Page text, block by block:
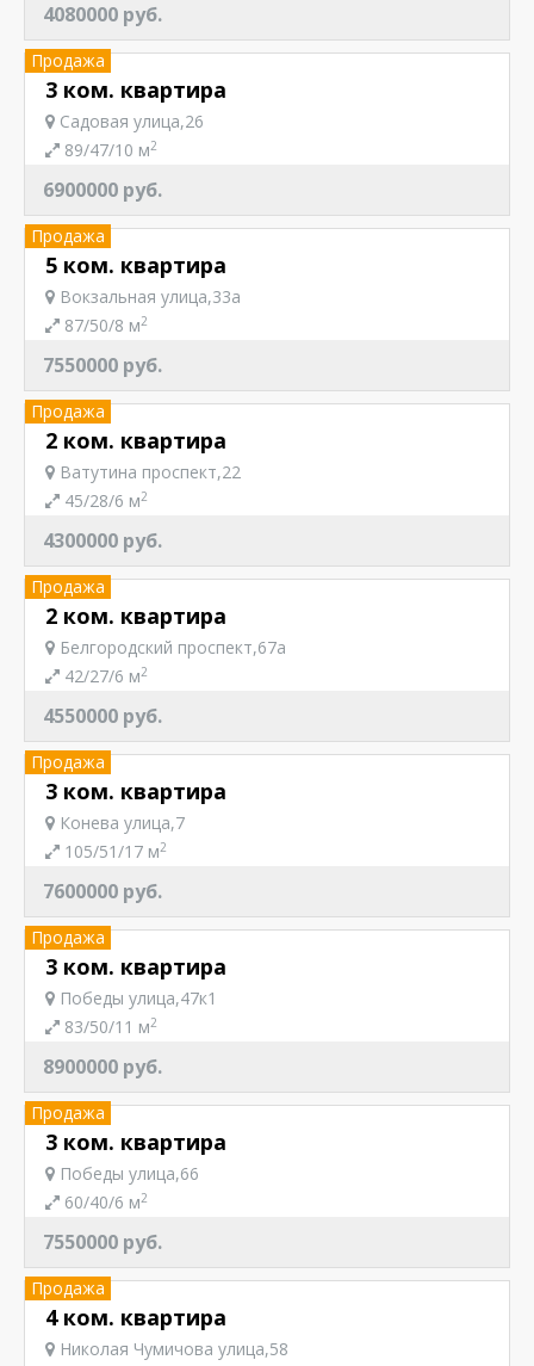
4080000 руб.
Продажа
3 ком. квартира
Садовая улица,26
89/47/10 м2
6900000 руб.
Продажа
5 ком. квартира
Вокзальная улица,33а
87/50/8 м2
7550000 руб.
Продажа
2 ком. квартира
Ватутина проспект,22
45/28/6 м2
4300000 руб.
Продажа
2 ком. квартира
Белгородский проспект,67а
42/27/6 м2
4550000 руб.
Продажа
3 ком. квартира
Конева улица,7
105/51/17 м2
7600000 руб.
Продажа
3 ком. квартира
Победы улица,47к1
83/50/11 м2
8900000 руб.
Продажа
3 ком. квартира
Победы улица,66
60/40/6 м2
7550000 руб.
Продажа
4 ком. квартира
Николая Чумичова улица,58